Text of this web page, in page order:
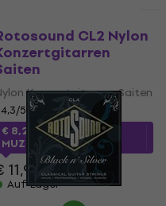
CL2 Nylon
Konzertgitarren Saiten
4,3/5
€ 8,29mit dem Code
MUZMUZ-30
11,90
Auf Lager